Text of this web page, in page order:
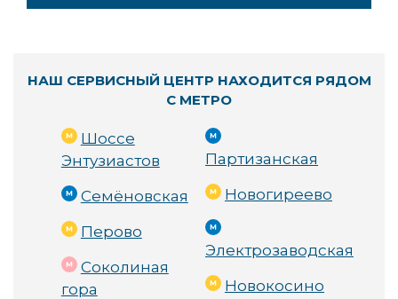
НАШ СЕРВИСНЫЙ ЦЕНТР НАХОДИТСЯ РЯДОМ
С МЕТРО
Шоссе
Энтузиастов
Семёновская
Перово
Соколиная
гора
Партизанская
Новогиреево
Электрозаводская
Новокосино